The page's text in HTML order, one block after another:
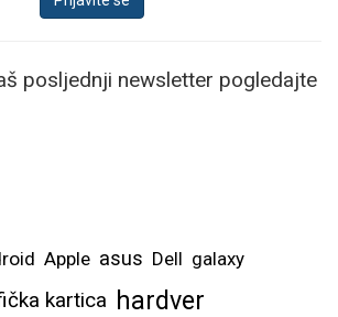
posljednji newsletter pogledajte
Apple asus Dell galaxy
kartica hardver